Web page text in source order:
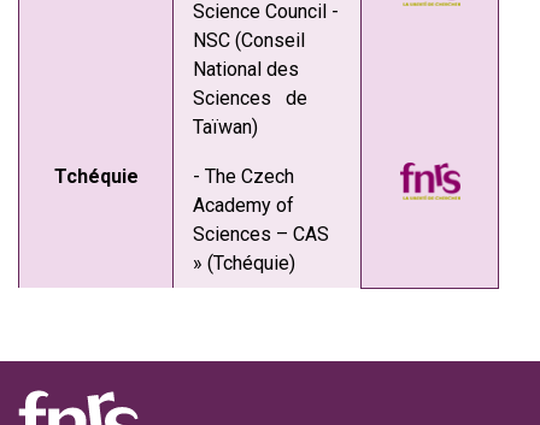
Science Council -
NSC (Conseil
National des
Sciences de
Taïwan)
Tchéquie
- The Czech
Academy of
Sciences – CAS
» (Tchéquie)